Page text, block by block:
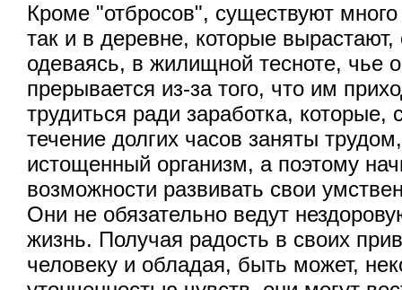
Кроме "отбросов", существуют
так и в деревне, которые вырастают,
одеваясь, в жилищной тесноте, чье
прерывается из-за того, что им
трудиться ради заработка, которые,
течение долгих часов заняты
истощенный организм, а поэтому
возможности развивать свои
Они не обязательно ведут
жизнь. Получая радость в своих
человеку и обладая, быть может,